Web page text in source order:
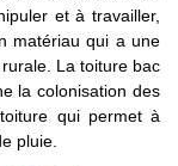
et à travailler,
matériau qui a une
La toiture bac
la colonisation des
qui permet à
pluie.